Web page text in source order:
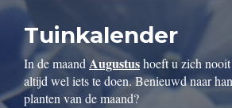
Tuinkalender
In de maandAugustushoeft u zich
altijd wel iets te doen. Benieuwd naar
planten van de maand?